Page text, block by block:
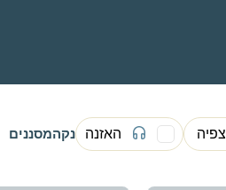
צפיה האזנה נקהמסננים